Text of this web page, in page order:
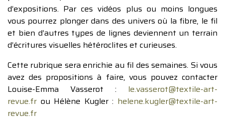
d’expositions. Par ces vidéos plus ou moins longues
vous pourrez plonger dans des univers où la fibre, le fil
et bien d’autres types de lignes deviennent un terrain
d’écritures visuelles hétéroclites et curieuses.
Cette rubrique sera enrichie au fil des semaines. Si vous
avez des propositions à faire, vous pouvez contacter
Louise-Emma Vasserot : le.vasserot@textile-art-
revue.fr ou Hélène Kugler : helene.kugler@textile-art-
revue.fr